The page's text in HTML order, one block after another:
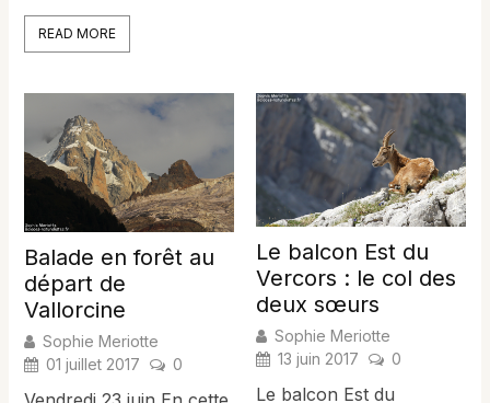
READ MORE
Balade en forêt au
départ de
Vallorcine
Sophie Meriotte
01 juillet 2017
0
Le balcon Est du
Vercors : le col des
deux sœurs
Sophie Meriotte
13 juin 2017
0
Le balcon Est du